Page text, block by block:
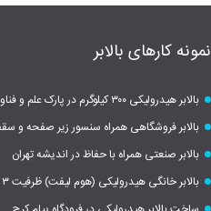
نمونه کارهای بالابر
بالابر هیدرولیکی ۳۰۰ کیلوگرم در پارک علم و فناوری گرمدره کرج
بالابر فروشگاهی همراه سنسور زیر صفحه و سقفی
بالابر صنعتی همراه با حفاظ در اندیشه تهران
بالابر خانگی هیدرولیکی (هوم لیفت) ظرفیت ۳ نفر